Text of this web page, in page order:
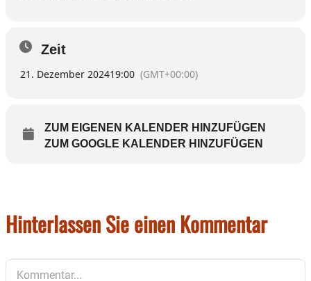
Zeit
21. Dezember 202419:00 (GMT+00:00)
ZUM EIGENEN KALENDER HINZUFÜGEN
ZUM GOOGLE KALENDER HINZUFÜGEN
Hinterlassen Sie einen Kommentar